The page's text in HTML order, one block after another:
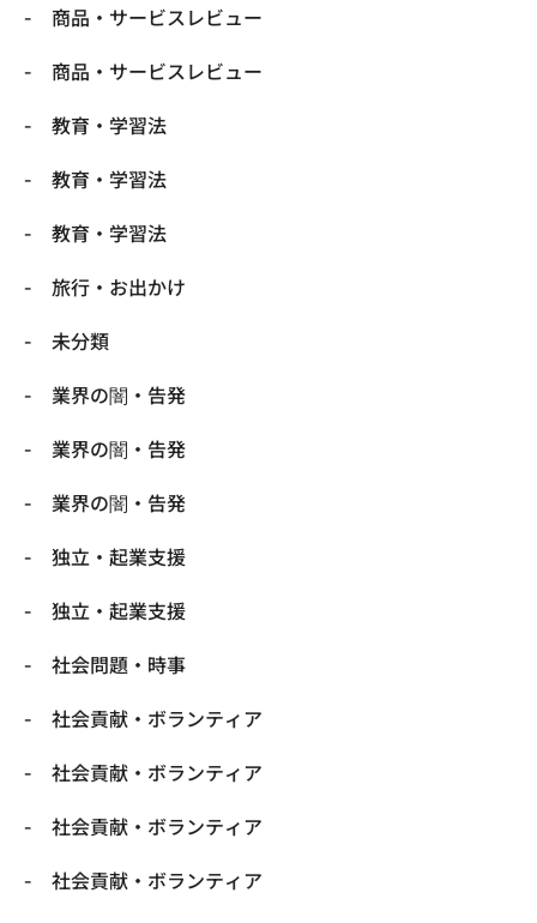
商品・サービスレビュー
商品・サービスレビュー
教育・学習法
教育・学習法
教育・学習法
旅行・お出かけ
未分類
業界の闇・告発
業界の闇・告発
業界の闇・告発
独立・起業支援
独立・起業支援
社会問題・時事
社会貢献・ボランティア
社会貢献・ボランティア
社会貢献・ボランティア
社会貢献・ボランティア